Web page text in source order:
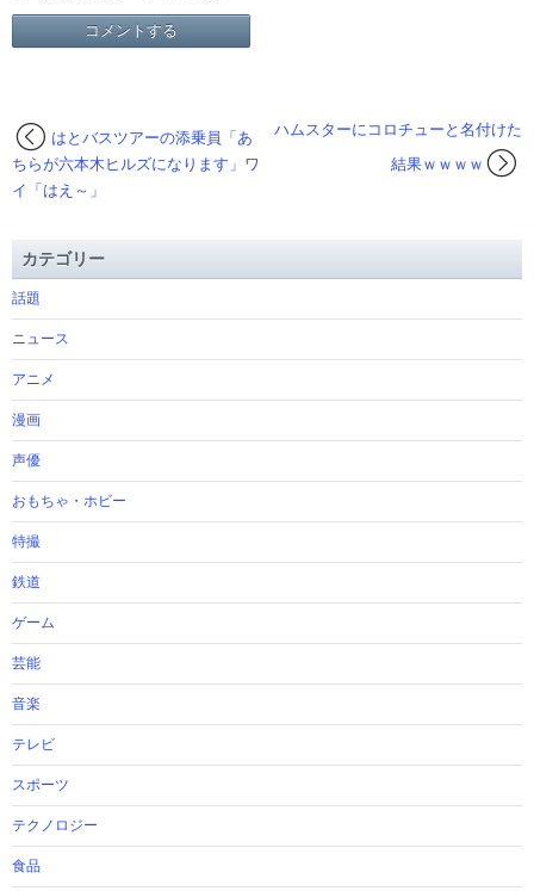
ハムスターにコロチューと名付けた
結果ｗｗｗｗ
はとバスツアーの添乗員「あ
ちらが六本木ヒルズになります」ワ
イ「はえ～」
カテゴリー
話題
ニュース
アニメ
漫画
声優
おもちゃ・ホビー
特撮
鉄道
ゲーム
芸能
音楽
テレビ
スポーツ
テクノロジー
食品